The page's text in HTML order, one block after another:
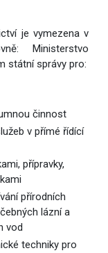
je vymezena v
Ministerstvo
státní správy pro:
činnost
v přímé řídící
přípravky,
přírodních
lázní a
vod
techniky pro